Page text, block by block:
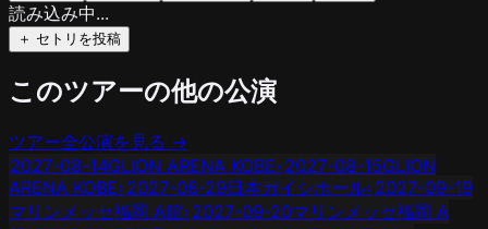
読み込み中...
＋ セトリを投稿
このツアーの他の公演
ツアー全公演を見る →
2027-08-14GLION ARENA KOBE› 2027-08-15GLION
ARENA KOBE› 2027-08-29日本ガイシホール› 2027-09-19
マリンメッセ福岡 A館› 2027-09-20マリンメッセ福岡 A